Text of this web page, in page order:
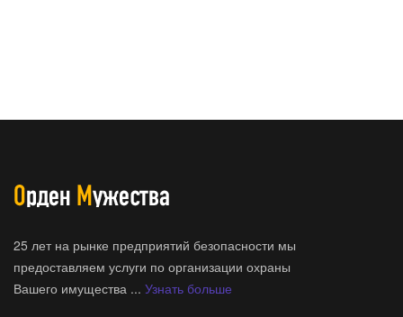
25 лет на рынке предприятий безопасности мы
предоставляем услуги по организации охраны
Вашего имущества ... Узнать больше